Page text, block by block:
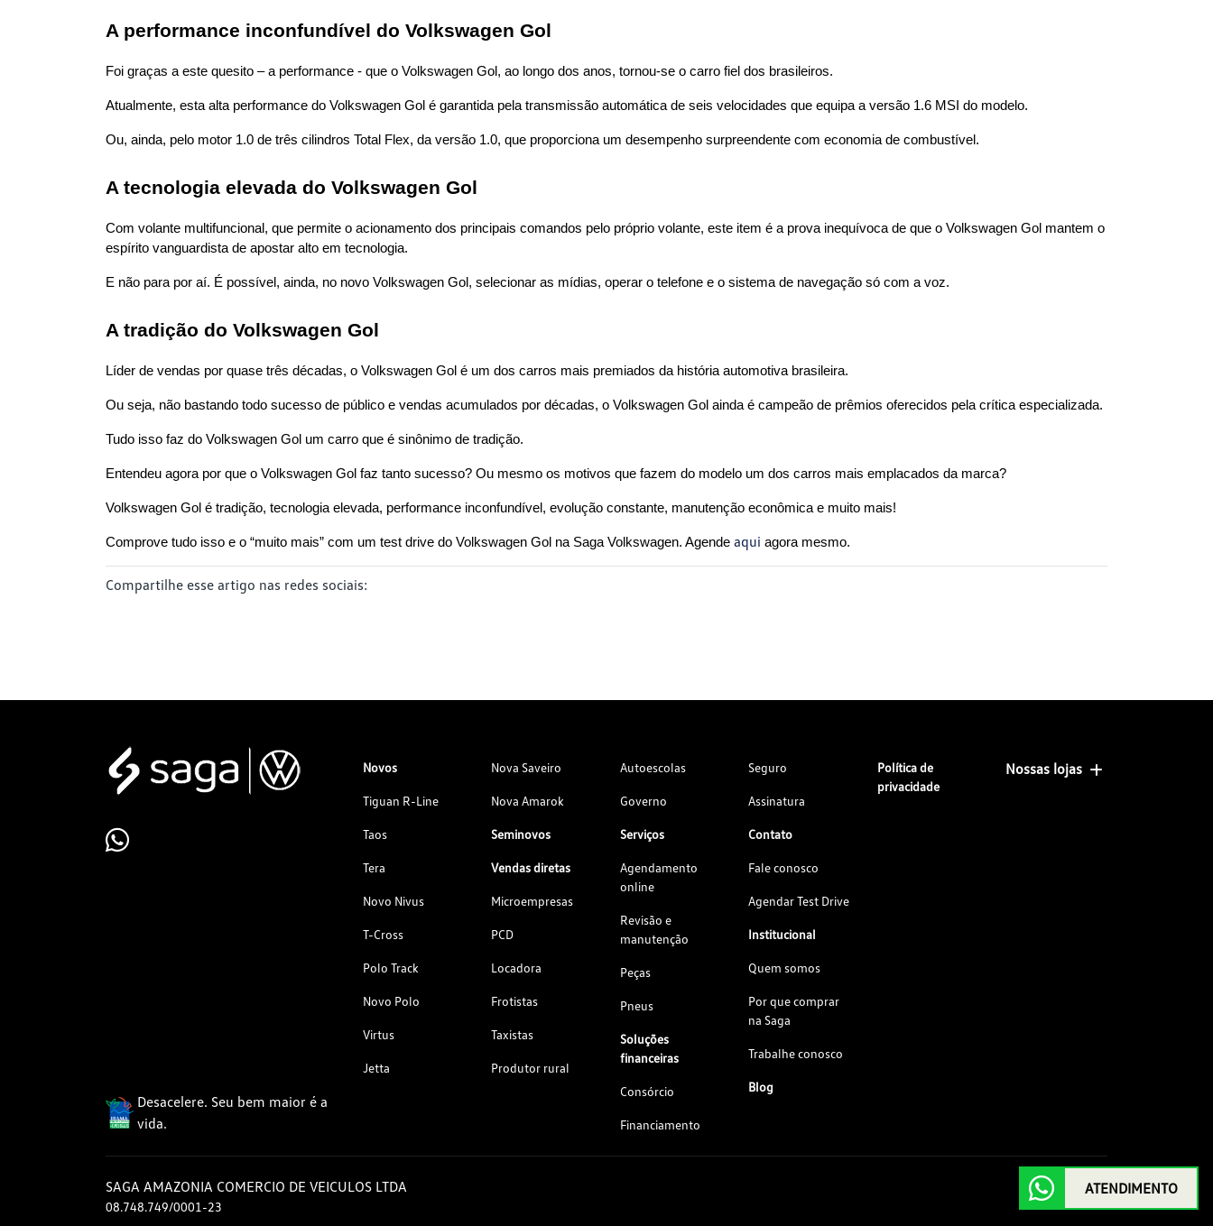
A performance inconfundível do Volkswagen Gol
Foi graças a este quesito – a performance - que o Volkswagen Gol, ao longo dos anos, tornou-se o carro fiel dos brasileiros.
Atualmente, esta alta performance do Volkswagen Gol é garantida pela transmissão automática de seis velocidades que equipa a versão 1.6 MSI do modelo.
Ou, ainda, pelo motor 1.0 de três cilindros Total Flex, da versão 1.0, que proporciona um desempenho surpreendente com economia de combustível.
A tecnologia elevada do Volkswagen Gol
Com volante multifuncional, que permite o acionamento dos principais comandos pelo próprio volante, este item é a prova inequívoca de que o Volkswagen Gol mantem o
espírito vanguardista de apostar alto em tecnologia.
E não para por aí. É possível, ainda, no novo Volkswagen Gol, selecionar as mídias, operar o telefone e o sistema de navegação só com a voz.
A tradição do Volkswagen Gol
Líder de vendas por quase três décadas, o Volkswagen Gol é um dos carros mais premiados da história automotiva brasileira.
Ou seja, não bastando todo sucesso de público e vendas acumulados por décadas, o Volkswagen Gol ainda é campeão de prêmios oferecidos pela crítica especializada.
Tudo isso faz do Volkswagen Gol um carro que é sinônimo de tradição.
Entendeu agora por que o Volkswagen Gol faz tanto sucesso? Ou mesmo os motivos que fazem do modelo um dos carros mais emplacados da marca?
Volkswagen Gol é tradição, tecnologia elevada, performance inconfundível, evolução constante, manutenção econômica e muito mais!
Comprove tudo isso e o “muito mais” com um test drive do Volkswagen Gol na Saga Volkswagen. Agende aqui agora mesmo.
Compartilhe esse artigo nas redes sociais:
Desacelere. Seu bem maior é a
vida.
Novos
Tiguan R-Line
Taos
Tera
Novo Nivus
T-Cross
Polo Track
Novo Polo
Virtus
Jetta
Nova Saveiro
Nova Amarok
Seminovos
Vendas diretas
Microempresas
PCD
Locadora
Frotistas
Taxistas
Produtor rural
Autoescolas
Governo
Serviços
Agendamento
online
Revisão e
manutenção
Peças
Pneus
Soluções
financeiras
Consórcio
Financiamento
Seguro
Assinatura
Contato
Fale conosco
Agendar Test Drive
Institucional
Quem somos
Por que comprar
na Saga
Trabalhe conosco
Blog
Política de
privacidade
Nossas lojas
SAGA AMAZONIA COMERCIO DE VEICULOS LTDA
08.748.749/0001-23
ATENDIMENTO